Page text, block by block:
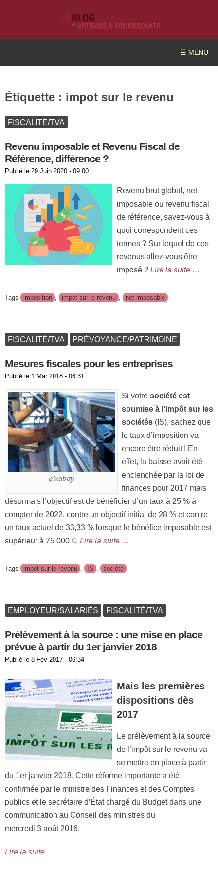
☰ MENU
Étiquette : impot sur le revenu
FISCALITÉ/TVA
Revenu imposable et Revenu Fiscal de
Référence, différence ?
Publié le 29 Juin 2020 - 09:00
Revenu brut global, net
imposable ou revenu fiscal
de référence, savez-vous à
quoi correspondent ces
termes ? Sur lequel de ces
revenus allez-vous être
imposé ? Lire la suite …
Tags imposition , impot sur le revenu , net imposable
FISCALITÉ/TVA PRÉVOYANCE/PATRIMOINE
Mesures fiscales pour les entreprises
Publié le 1 Mar 2018 - 06:31
pixabay
Si votre société est
soumise à l’impôt sur les
sociétés (IS), sachez que
le taux d’imposition va
encore être réduit ! En
effet, la baisse avait été
enclenchée par la loi de
finances pour 2017 mais
désormais l’objectif est de bénéficier d’un taux à 25 % à
compter de 2022, contre un objectif initial de 28 % et contre
un taux actuel de 33,33 % lorsque le bénéfice imposable est
supérieur à 75 000 €. Lire la suite …
Tags impot sur le revenu , IS , société
EMPLOYEUR/SALARIÉS FISCALITÉ/TVA
Prélèvement à la source : une mise en place
prévue à partir du 1er janvier 2018
Publié le 8 Fév 2017 - 06:34
Mais les premières
dispositions dès
2017
Le prélèvement à la source
de l’impôt sur le revenu va
se mettre en place à partir
du 1er janvier 2018. Cette réforme importante a été
confirmée par le ministre des Finances et des Comptes
publics et le secrétaire d’État chargé du Budget dans une
communication au Conseil des ministres du
mercredi 3 août 2016.
Lire la suite …